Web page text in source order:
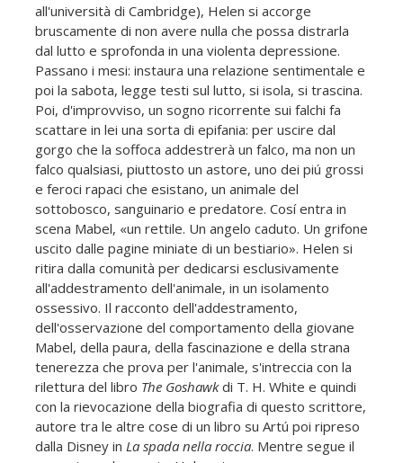
all'università di Cambridge), Helen si accorge
bruscamente di non avere nulla che possa distrarla
dal lutto e sprofonda in una violenta depressione.
Passano i mesi: instaura una relazione sentimentale e
poi la sabota, legge testi sul lutto, si isola, si trascina.
Poi, d'improvviso, un sogno ricorrente sui falchi fa
scattare in lei una sorta di epifania: per uscire dal
gorgo che la soffoca addestrerà un falco, ma non un
falco qualsiasi, piuttosto un astore, uno dei piú grossi
e feroci rapaci che esistano, un animale del
sottobosco, sanguinario e predatore. Cosí entra in
scena Mabel, «un rettile. Un angelo caduto. Un grifone
uscito dalle pagine miniate di un bestiario». Helen si
ritira dalla comunità per dedicarsi esclusivamente
all'addestramento dell'animale, in un isolamento
ossessivo. Il racconto dell'addestramento,
dell'osservazione del comportamento della giovane
Mabel, della paura, della fascinazione e della strana
tenerezza che prova per l'animale, s'intreccia con la
rilettura del libro The Goshawkdi T. H. White e quindi
con la rievocazione della biografia di questo scrittore,
autore tra le altre cose di un libro su Artú poi ripreso
dalla Disney in La spada nella roccia. Mentre segue il